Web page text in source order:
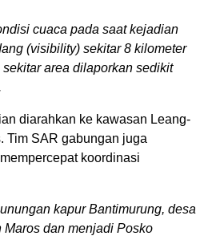
cuaca pada saat kejadian
(visibility) sekitar 8 kilometer
area dilaporkan sedikit
diarahkan ke kawasan Leang-
Tim SAR gabungan juga
koordinasi
kapur Bantimurung, desa
dan menjadi Posko